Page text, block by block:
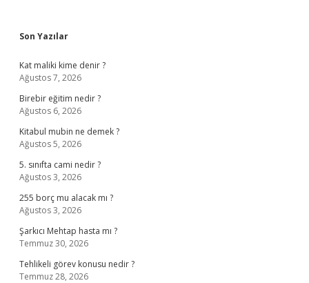
Sidebar
Son Yazılar
Kat maliki kime denir ?
Ağustos 7, 2026
Birebir eğitim nedir ?
Ağustos 6, 2026
Kitabul mubin ne demek ?
Ağustos 5, 2026
5. sınıfta cami nedir ?
Ağustos 3, 2026
255 borç mu alacak mı ?
Ağustos 3, 2026
Şarkıcı Mehtap hasta mı ?
Temmuz 30, 2026
Tehlikeli görev konusu nedir ?
Temmuz 28, 2026